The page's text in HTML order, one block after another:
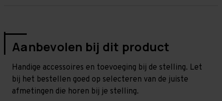
Aanbevolen bij dit product
Handige accessoires en toevoeging bij de stelling. Let
bij het bestellen goed op selecteren van de juiste
afmetingen die horen bij je stelling.